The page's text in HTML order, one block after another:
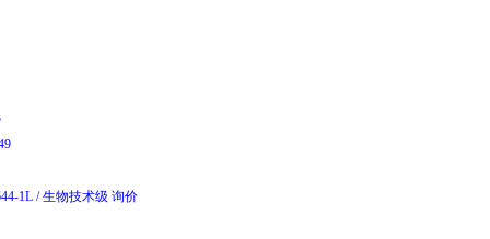
1L / 生物技术级 询价